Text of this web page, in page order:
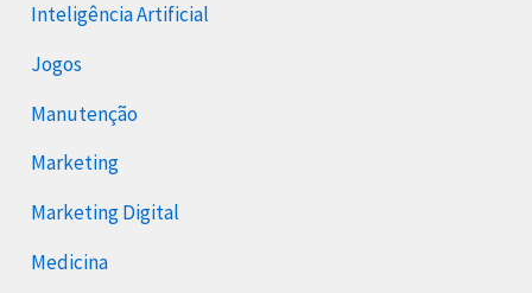
Inteligência Artificial
Jogos
Manutenção
Marketing
Marketing Digital
Medicina